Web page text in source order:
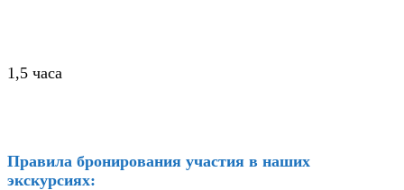
1,5 часа
Правила бронирования участия в наших
экскурсиях: